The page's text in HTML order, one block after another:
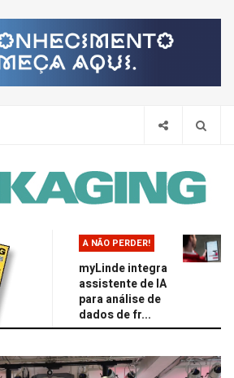
A NÃO PERDER!
myLinde integra
assistente de IA
para análise de
dados de fr...